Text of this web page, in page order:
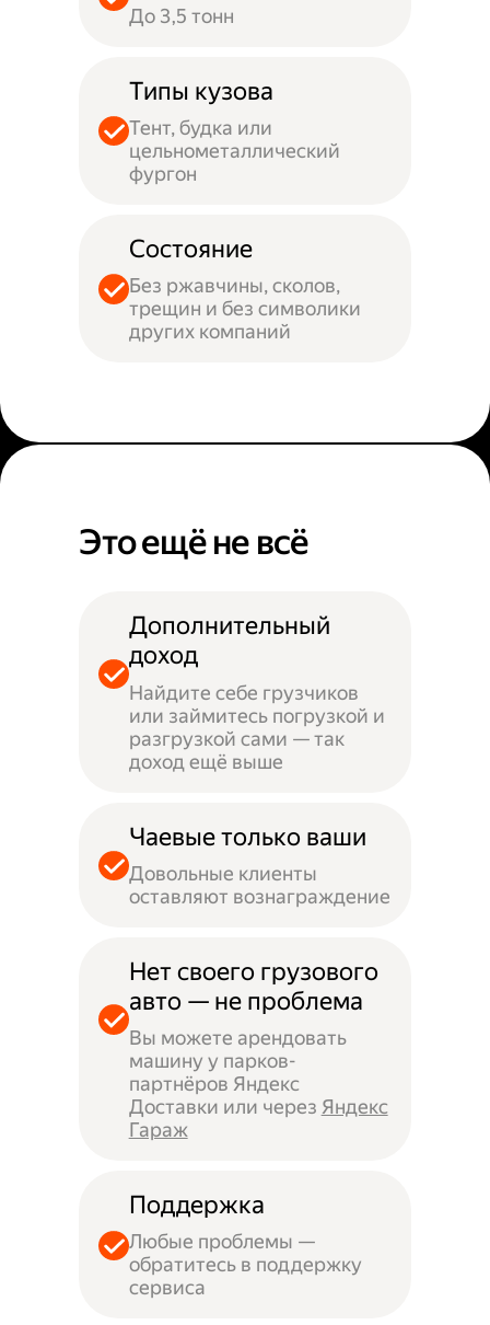
До 3,5 тонн
Типы кузова
Тент, будка или
цельнометаллический
фургон
Состояние
Без ржавчины, сколов,
трещин и без символики
других компаний
Это ещё не всё
Дополнительный
доход
Найдите себе грузчиков
или займитесь погрузкой и
разгрузкой сами — так
доход ещё выше
Чаевые только ваши
Довольные клиенты
оставляют вознаграждение
Нет своего грузового
авто — не проблема
Вы можете арендовать
машину у парков-
партнёров Яндекс
Доставки или через Яндекс
Гараж
Поддержка
Любые проблемы —
обратитесь в поддержку
сервиса